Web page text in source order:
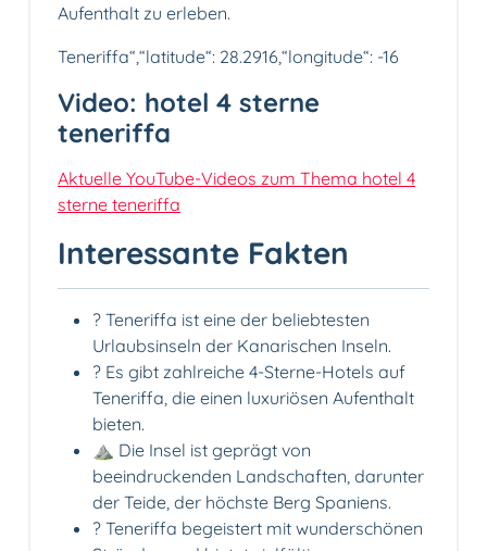
Aufenthalt zu erleben.
Teneriffa“,“latitude“: 28.2916,“longitude“: -16
Video: hotel 4 sterne
teneriffa
Aktuelle YouTube-Videos zum Thema hotel 4
sterne teneriffa
Interessante Fakten
? Teneriffa ist eine der beliebtesten
Urlaubsinseln der Kanarischen Inseln.
? Es gibt zahlreiche 4-Sterne-Hotels auf
Teneriffa, die einen luxuriösen Aufenthalt
bieten.
⛰️ Die Insel ist geprägt von
beeindruckenden Landschaften, darunter
der Teide, der höchste Berg Spaniens.
? Teneriffa begeistert mit wunderschönen